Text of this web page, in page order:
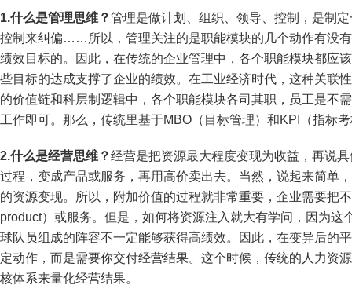
1.什么是管理思维？管理是做计划、组织、领导、控制，是制
控制来纠偏……所以，管理关注的是职能模块的几个动作有没
绩效目标的。因此，在传统的企业管理中，各个职能模块都应
些目标的达成支撑了企业的绩效。在工业经济时代，这种关联
的价值链和科层制逻辑中，各个职能模块各司其职，员工是不
工作即可。那么，传统里基于MBO（目标管理）和KPI（指标
2.什么是经营思维？经营是把资源最大程度变现为收益，再说
过程，变成产品或服务，再用高价卖出去。当然，说起来简单
的资源变现。所以，附加价值的过程就非常重要，企业需要把
product）或服务。但是，如何将资源注入就大有学问，因为
球队员组成的阵容不一定能够获得高绩效。因此，在变异后的
定动作，而是需要你交付经营结果。这个时候，传统的人力资
核体系来量化经营结果。